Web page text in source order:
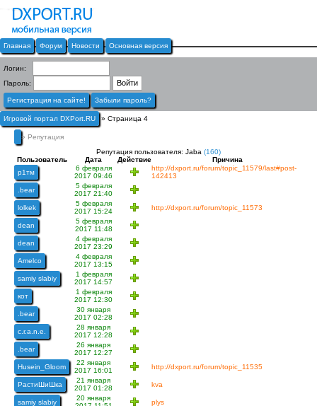
Главная Форум Новости Основная версия
Логин:
Пароль:
Регистрация на сайте! Забыли пароль?
Игровой портал DXPort.RU » Страница 4
» Репутация
Репутация пользователя: Jaba (160)
Пользователь
Дата Действие
Причина
р1тм
6 февраля
2017 09:46
http://dxport.ru/forum/topic_11579/last#post-
142413
.bear
5 февраля
2017 21:40
lolkek
5 февраля
2017 15:24
http://dxport.ru/forum/topic_11573
dean
5 февраля
2017 11:48
dean
4 февраля
2017 23:29
Amelco
4 февраля
2017 13:15
samiy slabiy
1 февраля
2017 14:57
кот
1 февраля
2017 12:30
.bear
30 января
2017 02:28
c.r.a.n.e.
28 января
2017 12:28
.bear
26 января
2017 12:27
Husein_Gloom
22 января
2017 16:01
http://dxport.ru/forum/topic_11535
РастиШиШка
21 января
2017 01:28
kva
samiy slabiy
20 января
plys